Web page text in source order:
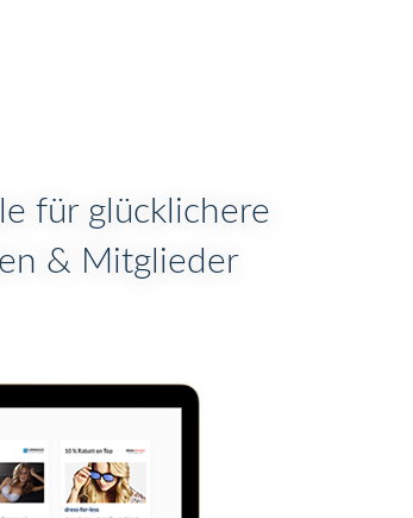
für glücklichere
& Mitglieder